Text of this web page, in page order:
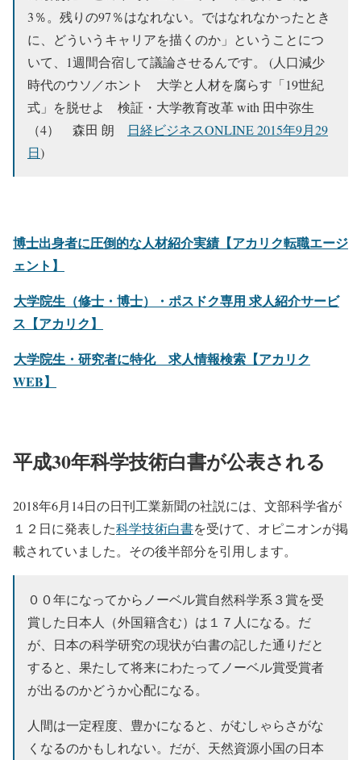
3％。残りの97％はなれない。ではなれなかったとき
に、どういうキャリアを描くのか」ということにつ
いて、1週間合宿して議論させるんです。 (人口減少
時代のウソ／ホント 大学と人材を腐らす「19世紀
式」を脱せよ 検証・大学教育改革 with 田中弥生
（4） 森田 朗 日経ビジネスONLINE 2015年9月29
日)
博士出身者に圧倒的な人材紹介実績【アカリク転職エージ
ェント 】
大学院生（修士・博士）・ポスドク専用 求人紹介サービ
ス【アカリク】
大学院生・研究者に特化 求人情報検索【アカリク
WEB】
平成30年科学技術白書が公表される
2018年6月14日の日刊工業新聞の社説には、文部科学省が
１２日に発表した科学技術白書を受けて、オピニオンが掲
載されていました。その後半部分を引用します。
００年になってからノーベル賞自然科学系３賞を受
賞した日本人（外国籍含む）は１７人になる。だ
が、日本の科学研究の現状が白書の記した通りだと
すると、果たして将来にわたってノーベル賞受賞者
が出るのかどうか心配になる。
人間は一定程度、豊かになると、がむしゃらさがな
くなるのかもしれない。だが、天然資源小国の日本